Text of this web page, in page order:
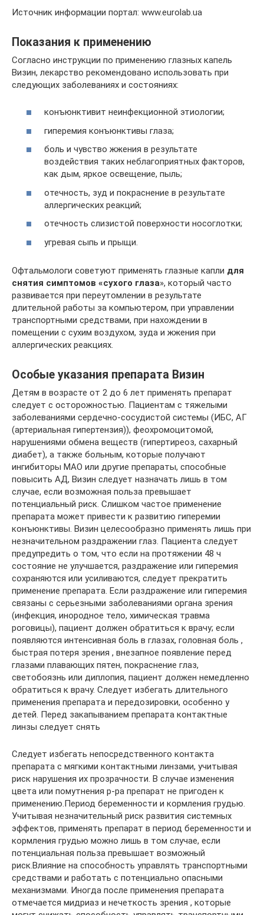
Источник информации портал: www.eurolab.ua
Показания к применению
Согласно инструкции по применению глазных капель
Визин, лекарство рекомендовано использовать при
следующих заболеваниях и состояниях:
конъюнктивит неинфекционной этиологии;
гиперемия конъюнктивы глаза;
боль и чувство жжения в результате
воздействия таких неблагоприятных факторов,
как дым, яркое освещение, пыль;
отечность, зуд и покраснение в результате
аллергических реакций;
отечность слизистой поверхности носоглотки;
угревая сыпь и прыщи.
Офтальмологи советуют применять глазные капли для
снятия симптомов «сухого глаза», который часто
развивается при переутомлении в результате
длительной работы за компьютером, при управлении
транспортными средствами, при нахождении в
помещении с сухим воздухом, зуда и жжения при
аллергических реакциях.
Особые указания препарата Визин
Детям в возрасте от 2 до 6 лет применять препарат
следует с осторожностью. Пациентам с тяжелыми
заболеваниями сердечно-сосудистой системы (ИБС, АГ
(артериальная гипертензия)), феохромоцитомой,
нарушениями обмена веществ (гипертиреоз, сахарный
диабет), а также больным, которые получают
ингибиторы МАО или другие препараты, способные
повысить АД, Визин следует назначать лишь в том
случае, если возможная польза превышает
потенциальный риск. Слишком частое применение
препарата может привести к развитию гиперемии
конъюнктивы. Визин целесообразно применять лишь при
незначительном раздражении глаз. Пациента следует
предупредить о том, что если на протяжении 48 ч
состояние не улучшается, раздражение или гиперемия
сохраняются или усиливаются, следует прекратить
применение препарата. Если раздражение или гиперемия
связаны с серьезными заболеваниями органа зрения
(инфекция, инородное тело, химическая травма
роговицы), пациент должен обратиться к врачу; если
появляются интенсивная боль в глазах, головная боль ,
быстрая потеря зрения , внезапное появление перед
глазами плавающих пятен, покраснение глаз,
светобоязнь или диплопия, пациент должен немедленно
обратиться к врачу. Следует избегать длительного
применения препарата и передозировки, особенно у
детей. Перед закапыванием препарата контактные
линзы следует снять
Следует избегать непосредственного контакта
препарата с мягкими контактными линзами, учитывая
риск нарушения их прозрачности. В случае изменения
цвета или помутнения р-ра препарат не пригоден к
применению.Период беременности и кормления грудью.
Учитывая незначительный риск развития системных
эффектов, применять препарат в период беременности и
кормления грудью можно лишь в том случае, если
потенциальная польза превышает возможный
риск.Влияние на способность управлять транспортными
средствами и работать с потенциально опасными
механизмами. Иногда после применения препарата
отмечается мидриаз и нечеткость зрения , которые